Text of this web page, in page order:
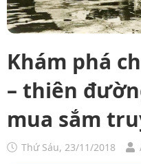
Khám phá
– thiên
mua sắm
Thứ Sáu, 23/11/2018